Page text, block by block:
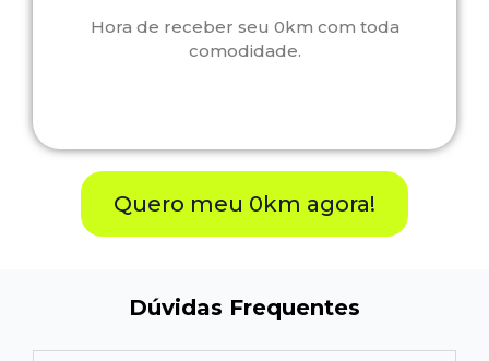
Hora de receber seu 0km com toda
comodidade.
Quero meu 0km agora!
Dúvidas Frequentes